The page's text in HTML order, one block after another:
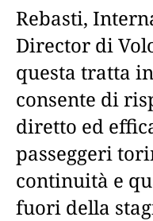
Rebasti,
Director di
questa tratta
consente di
diretto ed
passeggeri
continuità e
fuori della